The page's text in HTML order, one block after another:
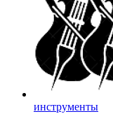
инструменты